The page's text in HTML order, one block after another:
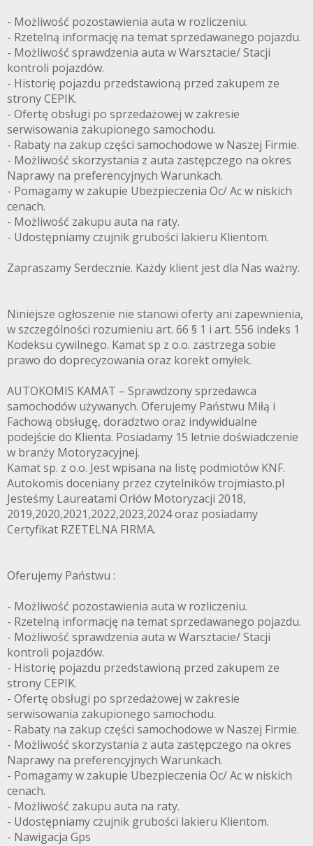
- Możliwość pozostawienia auta w rozliczeniu.
- Rzetelną informację na temat sprzedawanego pojazdu.
- Możliwość sprawdzenia auta w Warsztacie/ Stacji
kontroli pojazdów.
- Historię pojazdu przedstawioną przed zakupem ze
strony CEPIK.
- Ofertę obsługi po sprzedażowej w zakresie
serwisowania zakupionego samochodu.
- Rabaty na zakup części samochodowe w Naszej Firmie.
- Możliwość skorzystania z auta zastępczego na okres
Naprawy na preferencyjnych Warunkach.
- Pomagamy w zakupie Ubezpieczenia Oc/ Ac w niskich
cenach.
- Możliwość zakupu auta na raty.
- Udostępniamy czujnik grubości lakieru Klientom.
Zapraszamy Serdecznie. Każdy klient jest dla Nas ważny.
Niniejsze ogłoszenie nie stanowi oferty ani zapewnienia,
w szczególności rozumieniu art. 66 § 1 i art. 556 indeks 1
Kodeksu cywilnego. Kamat sp z o.o. zastrzega sobie
prawo do doprecyzowania oraz korekt omyłek.
AUTOKOMIS KAMAT – Sprawdzony sprzedawca
samochodów używanych. Oferujemy Państwu Miłą i
Fachową obsługę, doradztwo oraz indywidualne
podejście do Klienta. Posiadamy 15 letnie doświadczenie
w branży Motoryzacyjnej.
Kamat sp. z o.o. Jest wpisana na listę podmiotów KNF.
Autokomis doceniany przez czytelników trojmiasto.pl
Jesteśmy Laureatami Orłów Motoryzacji 2018,
2019,2020,2021,2022,2023,2024 oraz posiadamy
Certyfikat RZETELNA FIRMA.
Oferujemy Państwu :
- Możliwość pozostawienia auta w rozliczeniu.
- Rzetelną informację na temat sprzedawanego pojazdu.
- Możliwość sprawdzenia auta w Warsztacie/ Stacji
kontroli pojazdów.
- Historię pojazdu przedstawioną przed zakupem ze
strony CEPIK.
- Ofertę obsługi po sprzedażowej w zakresie
serwisowania zakupionego samochodu.
- Rabaty na zakup części samochodowe w Naszej Firmie.
- Możliwość skorzystania z auta zastępczego na okres
Naprawy na preferencyjnych Warunkach.
- Pomagamy w zakupie Ubezpieczenia Oc/ Ac w niskich
cenach.
- Możliwość zakupu auta na raty.
- Udostępniamy czujnik grubości lakieru Klientom.
- Nawigacja Gps